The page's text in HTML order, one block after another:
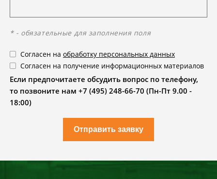
* - обязательные для заполнения поля
Согласен на обработку персональных данных
Согласен на получение информационных материалов
Если предпочитаете обсудить вопрос по телефону,
то позвоните нам +7 (495) 248-66-70 (Пн-Пт 9.00 -
18:00)
Отправить заявку